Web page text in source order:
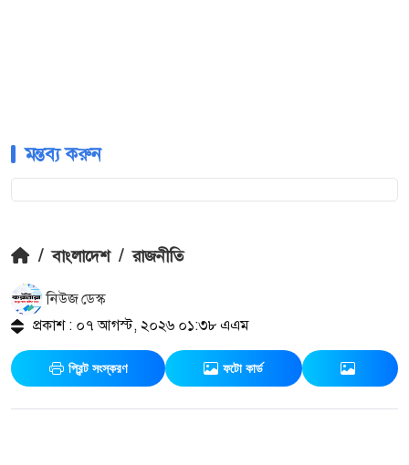
মন্তব্য করুন
/ বাংলাদেশ / রাজনীতি
নিউজ ডেস্ক
প্রকাশ : ০৭ আগস্ট, ২০২৬ ০১:৩৮ এএম
প্রিন্ট সংস্করণ ফটো কার্ড